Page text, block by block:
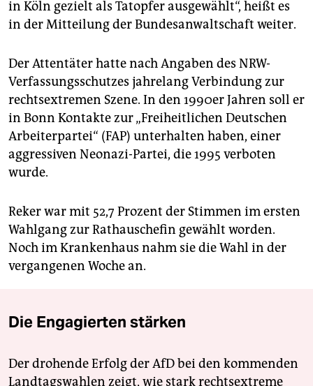
in Köln gezielt als Tatopfer ausgewählt“, heißt es
in der Mitteilung der Bundesanwaltschaft weiter.
Der Attentäter hatte nach Angaben des NRW-
Verfassungsschutzes jahrelang Verbindung zur
rechtsextremen Szene. In den 1990er Jahren soll er
in Bonn Kontakte zur „Freiheitlichen Deutschen
Arbeiterpartei“ (FAP) unterhalten haben, einer
aggressiven Neonazi-Partei, die 1995 verboten
wurde.
Reker war mit 52,7 Prozent der Stimmen im ersten
Wahlgang zur Rathauschefin gewählt worden.
Noch im Krankenhaus nahm sie die Wahl in der
vergangenen Woche an.
Die Engagierten stärken
Der drohende Erfolg der AfD bei den kommenden
Landtagswahlen zeigt, wie stark rechtsextreme